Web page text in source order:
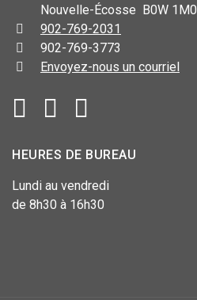
Nouvelle-Écosse B0W 1M0
902-769-2031
902-769-3773
Envoyez-nous un courriel
HEURES DE BUREAU
Lundi au vendredi
de 8h30 à 16h30